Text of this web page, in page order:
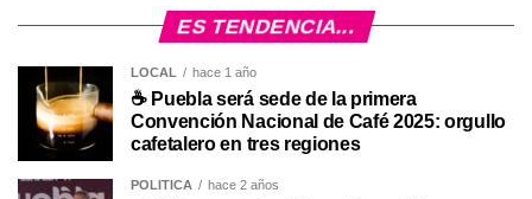
ES TENDENCIA...
LOCAL hace 1 año
☕ Puebla será sede de la primera
Convención Nacional de Café 2025: orgullo
cafetalero en tres regiones
POLÍTICA hace 2 años